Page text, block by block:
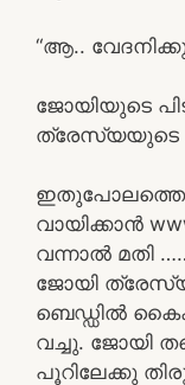
“ആ..
ജോയിയുടെ
ത്രേസ്യയുടെ
ഇതുപോലത്തെ
വായിക്കാൻ
വന്നാൽ മതി
ജോയി
ബെഡ്ഡിൽ
വച്ചു. ജോയി
പൂറിലേക്കു